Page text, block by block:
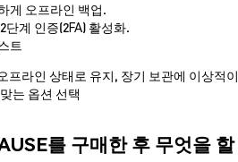
게 오프라인 백업.
단계 인증(2FA) 활성화.
트
프라인 상태로 유지, 장기 보관에 이상적
는 옵션 선택
를 구매한 후 무엇을